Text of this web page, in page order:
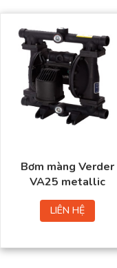
Bơm màng Verder
VA25 metallic
LIÊN HỆ